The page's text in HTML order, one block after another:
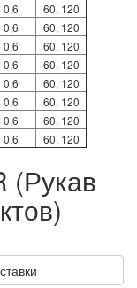
0,6
60, 120
0,6
60, 120
0,6
60, 120
0,6
60, 120
0,6
60, 120
0,6
60, 120
0,6
60, 120
0,6 60, 120
(Рукав